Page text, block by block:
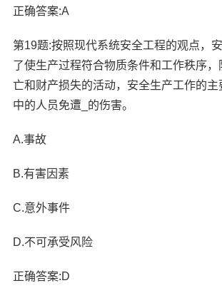
正确答案:A
第19题:按照现代系统安全工程的观点，
了使生产过程符合物质条件和工作秩序，
亡和财产损失的活动，安全生产工作的
中的人员免遭_的伤害。
A.事故
B.有害因素
C.意外事件
D.不可承受风险
正确答案:D